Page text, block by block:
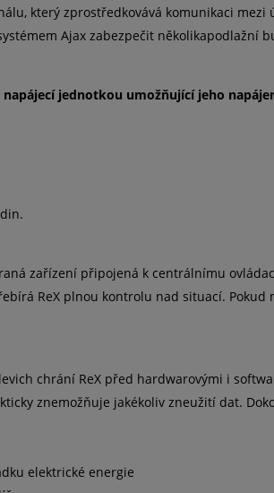
který zprostředkovává komunikaci
Ajax zabezpečit
napájecí jednotkou umožňující jeho
zařízení připojená k centrálnímu
ReX plnou kontrolu nad situací.
chrání ReX před hardwarovými i
znemožňuje jakékoliv zneužití dat.
elektrické energie